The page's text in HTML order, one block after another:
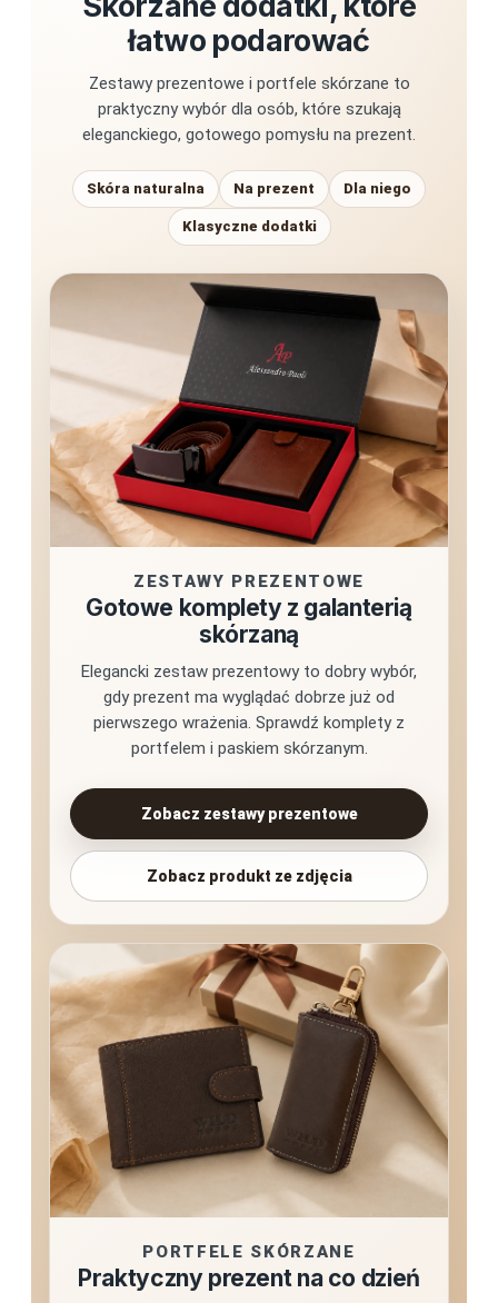
łatwo podarować
Zestawy prezentowe i portfele skórzane to
praktyczny wybór dla osób, które szukają
eleganckiego, gotowego pomysłu na prezent.
Skóra naturalna Na prezent Dla niego
Klasyczne dodatki
ZESTAWY PREZENTOWE
Gotowe komplety z galanterią
skórzaną
Elegancki zestaw prezentowy to dobry wybór,
gdy prezent ma wyglądać dobrze już od
pierwszego wrażenia. Sprawdź komplety z
portfelem i paskiem skórzanym.
Zobacz zestawy prezentowe
Zobacz produkt ze zdjęcia
PORTFELE SKÓRZANE
Praktyczny prezent na co dzień